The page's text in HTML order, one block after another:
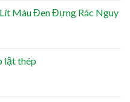
Màu Đen Đựng Rác Nguy
lật thép